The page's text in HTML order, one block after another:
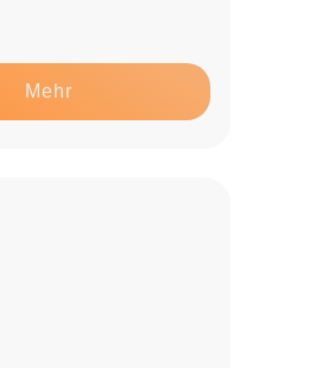
Mehr